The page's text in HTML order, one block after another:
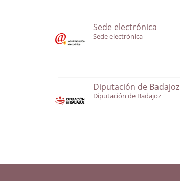
Sede electrónica
Sede electrónica
Diputación de Badajoz
Diputación de Badajoz